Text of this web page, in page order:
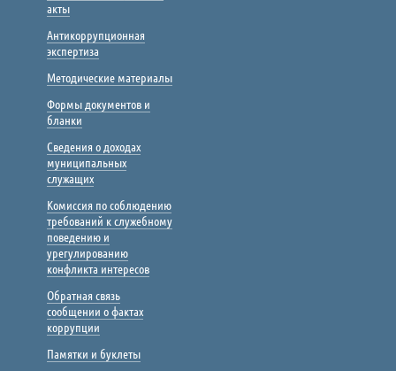
акты
Антикоррупционная
экспертиза
Методические материалы
Формы документов и
бланки
Сведения о доходах
муниципальных
служащих
Комиссия по соблюдению
требований к служебному
поведению и
урегулированию
конфликта интересов
Обратная связь
сообщении о фактах
коррупции
Памятки и буклеты